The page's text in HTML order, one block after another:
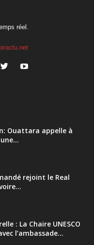
réel.
Ouattara appelle à
rejoint le Real
: La Chaire UNESCO
l’ambassade...